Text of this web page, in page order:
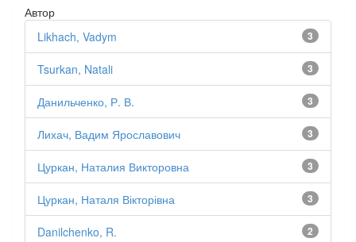
Автор
3
Likhach, Vadym
3
Tsurkan, Natali
3
Данильченко, Р. В.
3
Лихач, Вадим Ярославович
3
Цуркан, Наталия Викторовна
3
Цуркан, Наталя Вікторівна
2
Danilchenko, R.